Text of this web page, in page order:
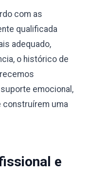
com as
qualificada
adequado,
o histórico de
emocional,
construírem uma
e